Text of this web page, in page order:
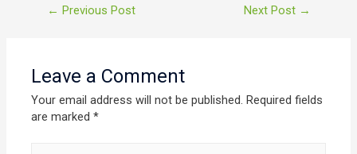
Post
← Previous Post Next Post →
Leave a Comment
Your email address will not be published. Required fields
are marked*